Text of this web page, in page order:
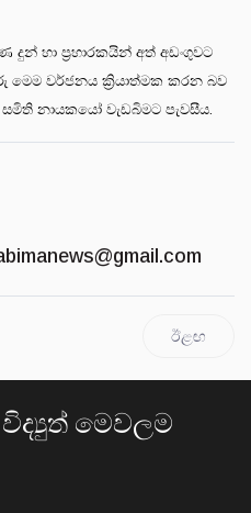
දුන් හා ප්‍රහාරකයින් අත් අඩංගුවට
වර්ජනය ක්‍රියාත්මක කරන බව
නායකයෝ වැඩබිමට පැවසීය.
ඊළඟ
මෙවලම